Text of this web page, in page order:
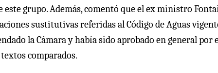
grupo. Además, comentó que el ex ministro
sustitutivas referidas al Código de Aguas
la Cámara y había sido aprobado en general por
comparados.